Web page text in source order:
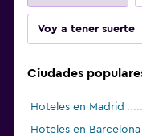
Voy a tener suerte
Ciudades
Hoteles en Madrid
Hoteles en Barcelona